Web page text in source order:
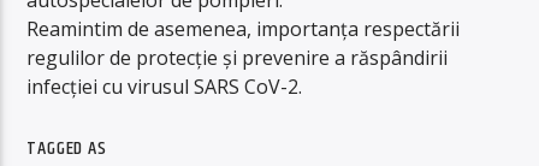
Reamintim de asemenea, importanța respectării
regulilor de protecție și prevenire a răspândirii
infecției cu virusul SARS CoV-2.
TAGGED AS